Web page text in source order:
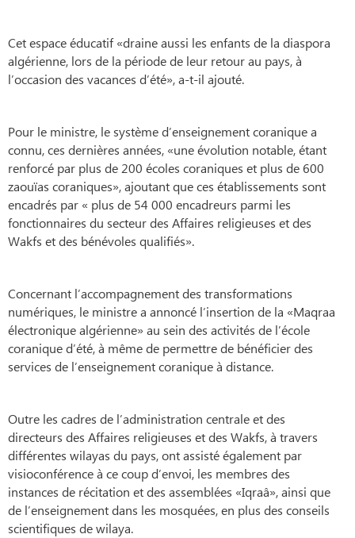
Cet espace éducatif «draine aussi les enfants de la diaspora
algérienne, lors de la période de leur retour au pays, à
l’occasion des vacances d’été», a-t-il ajouté.
Pour le ministre, le système d’enseignement coranique a
connu, ces dernières années, «une évolution notable, étant
renforcé par plus de 200 écoles coraniques et plus de 600
zaouïas coraniques», ajoutant que ces établissements sont
encadrés par « plus de 54 000 encadreurs parmi les
fonctionnaires du secteur des Affaires religieuses et des
Wakfs et des bénévoles qualifiés».
Concernant l’accompagnement des transformations
numériques, le ministre a annoncé l’insertion de la «Maqraa
électronique algérienne» au sein des activités de l’école
coranique d’été, à même de permettre de bénéficier des
services de l’enseignement coranique à distance.
Outre les cadres de l’administration centrale et des
directeurs des Affaires religieuses et des Wakfs, à travers
différentes wilayas du pays, ont assisté également par
visioconférence à ce coup d’envoi, les membres des
instances de récitation et des assemblées «Iqraâ», ainsi que
de l’enseignement dans les mosquées, en plus des conseils
scientifiques de wilaya.